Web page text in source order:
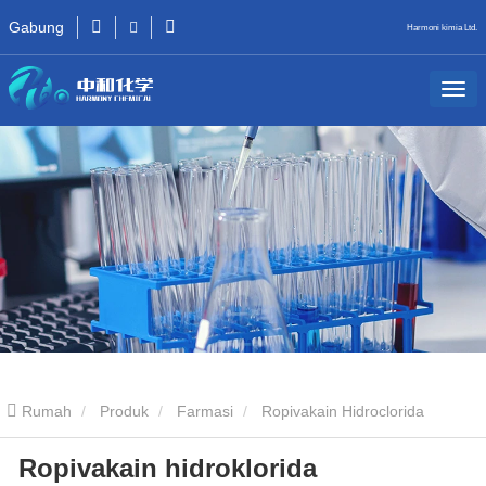
Gabung Harmoni kimia Ltd.
Rumah Produk Farmasi Ropivakain Hidroclorida
Ropivakain hidroklorida